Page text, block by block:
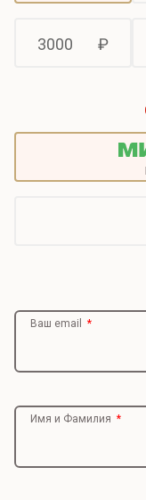
3000 ₽
Ваш email
Имя и Фамилия